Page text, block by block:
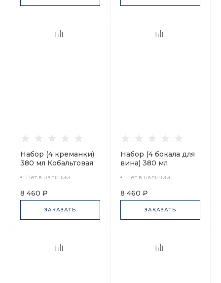
Набор (4 креманки)
380 мл Кобальтовая
Нет в наличии
8 460 ₽
ЗАКАЗАТЬ
Набор (4 бокала для
вина) 380 мл
арт. 14.11001.07
Нет в наличии
8 460 ₽
ЗАКАЗАТЬ